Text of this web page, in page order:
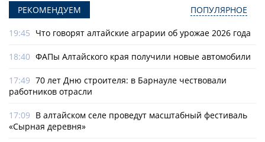
РЕКОМЕНДУЕМ ПОПУЛЯРНОЕ
19:45 Что говорят алтайские аграрии об урожае 2026 года
18:40 ФАПы Алтайского края получили новые автомобили
17:49 70 лет Дню строителя: в Барнауле чествовали
работников отрасли
17:09 В алтайском селе проведут масштабный фестиваль
«Сырная деревня»